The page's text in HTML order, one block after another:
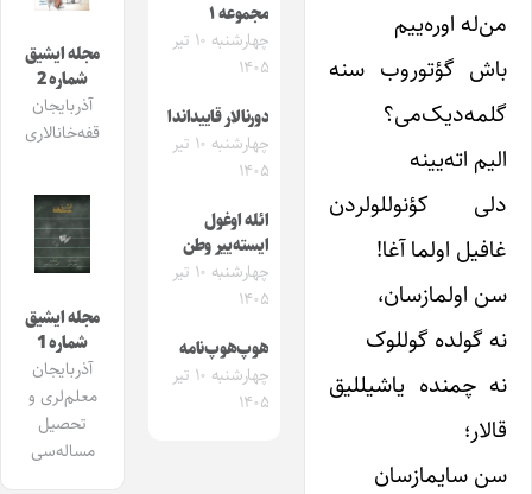
من‌له اوره‌ییم
باش گؤتوروب سنه
گلمه‌دیک‌می؟
الیم اته‌یینه
دلی کؤنوللولردن
غافیل اولما آغا!
سن اولمازسان،
نه گولده گوللوک
نه چمنده یاشیللیق
قالار؛
سن سایمازسان
مجموعه ۱
چهارشنبه ۱۰ تیر
۱۴۰۵
دورنالار قاییداندا
چهارشنبه ۱۰ تیر
۱۴۰۵
ائله اوغول
ایسته‌ییر وطن
چهارشنبه ۱۰ تیر
۱۴۰۵
هوپ‌هوپ‌نامه
چهارشنبه ۱۰ تیر
۱۴۰۵
مجله ایشیق
شماره 2
آذربایجان
قفه‌خانالاری
مجله ایشیق
شماره 1
آذربایجان
معلم‌لری و
تحصیل
مساله‌سی